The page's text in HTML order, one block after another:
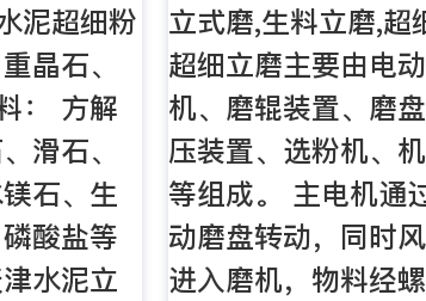
泥超细粉
晶石、
： 方解
滑石、
石、生
酸盐等
水泥立
立式磨,生料立磨,超
超细立磨主要由电
机、磨辊装置、磨
压装置、选粉机、
等组成。 主电机通
动磨盘转动，同时
进入磨机，物料经